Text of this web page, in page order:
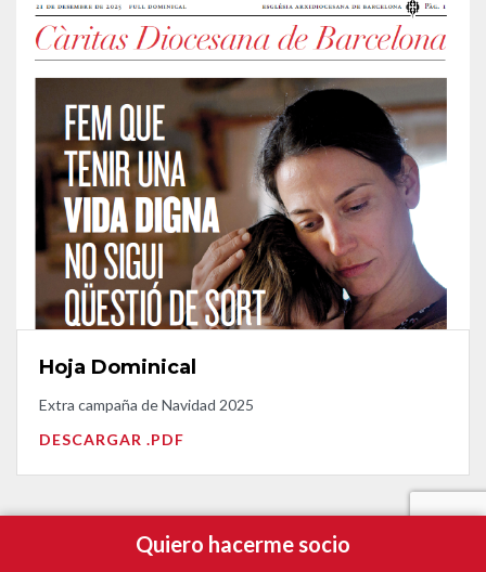
Hoja Dominical
Extra campaña de Navidad 2025
DESCARGAR .PDF
VER MÁS
Quiero hacerme socio